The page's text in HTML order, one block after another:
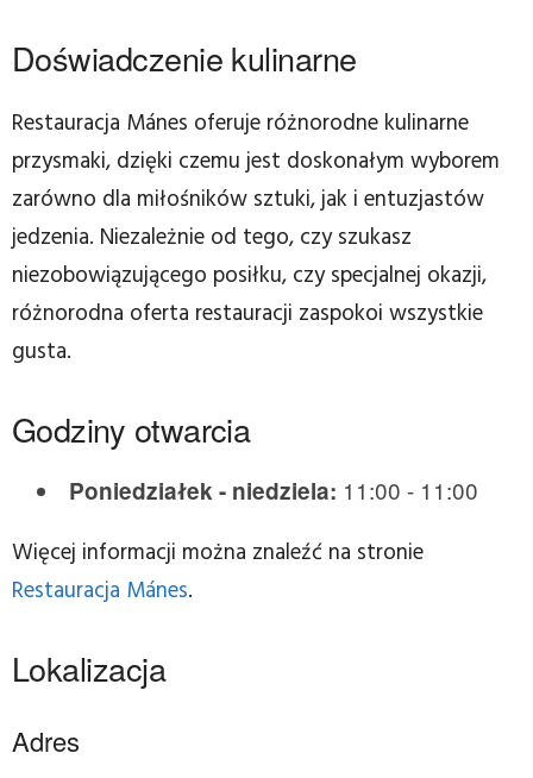
Doświadczenie kulinarne
Restauracja Mánes oferuje różnorodne kulinarne
przysmaki, dzięki czemu jest doskonałym wyborem
zarówno dla miłośników sztuki, jak i entuzjastów
jedzenia. Niezależnie od tego, czy szukasz
niezobowiązującego posiłku, czy specjalnej okazji,
różnorodna oferta restauracji zaspokoi wszystkie
gusta.
Godziny otwarcia
Poniedziałek - niedziela: 11:00 - 11:00
Więcej informacji można znaleźć na stronie
Restauracja Mánes.
Lokalizacja
Adres